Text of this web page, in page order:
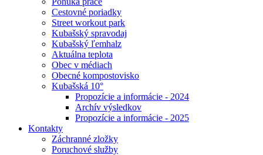
Cestovné poriadky
Street workout park
Kubašský spravodaj
Kubašský ľemhalz
Aktuálna teplota
Obec v médiach
Obecné kompostovisko
Kubašská 10°
Propozície a informácie - 2024
Archív výsledkov
Propozície a informácie - 2025
Kontakty
Záchranné zložky
Poruchové služby